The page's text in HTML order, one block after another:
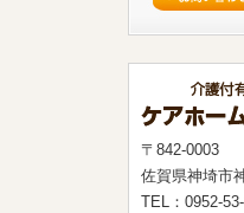
〒842-0003
佐賀県神埼市
TEL：0952-